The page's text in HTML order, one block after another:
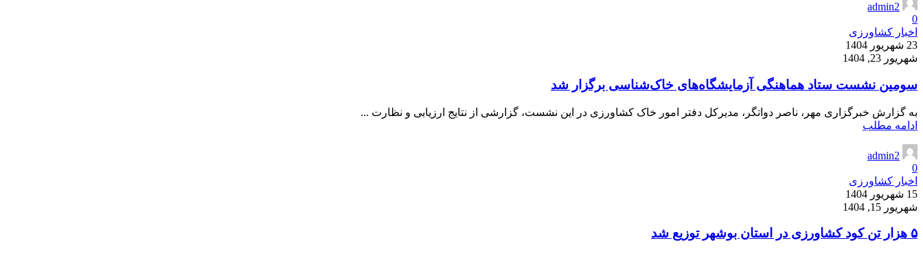
admin2
0
اخبار کشاورزی
23 شهریور 1404
شهریور 23, 1404
سومین نشست ستاد هماهنگی آزمایشگاه‌های خاک‌شناسی برگزار شد
به گزارش خبرگزاری مهر، ناصر دواتگر، مدیرکل دفتر امور خاک کشاورزی در این نشست، گزارشی از نتایج ارزیابی و نظارت ...
ادامه مطلب
admin2
0
اخبار کشاورزی
15 شهریور 1404
شهریور 15, 1404
۵ هزار تن کود کشاورزی در استان بوشهر توزیع شد